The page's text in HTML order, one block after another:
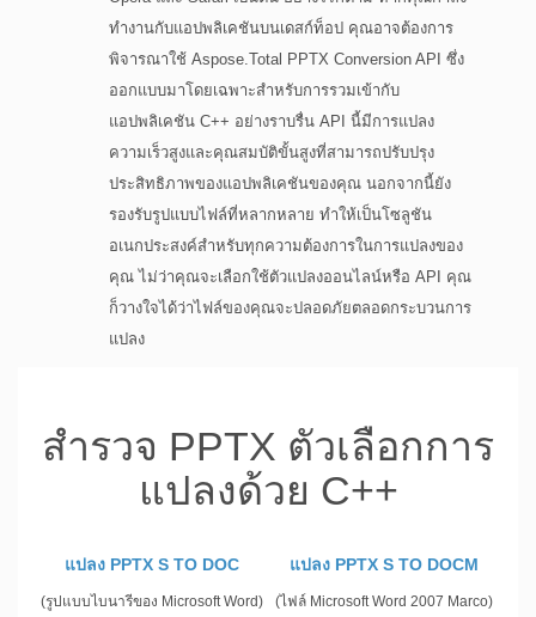
ทำงานกับแอปพลิเคชันบนเดสก์ท็อป คุณอาจต้องการ
พิจารณาใช้ Aspose.Total PPTX Conversion API ซึ่ง
ออกแบบมาโดยเฉพาะสำหรับการรวมเข้ากับ
แอปพลิเคชัน C++ อย่างราบรื่น API นี้มีการแปลง
ความเร็วสูงและคุณสมบัติขั้นสูงที่สามารถปรับปรุง
ประสิทธิภาพของแอปพลิเคชันของคุณ นอกจากนี้ยัง
รองรับรูปแบบไฟล์ที่หลากหลาย ทำให้เป็นโซลูชัน
อเนกประสงค์สำหรับทุกความต้องการในการแปลงของ
คุณ ไม่ว่าคุณจะเลือกใช้ตัวแปลงออนไลน์หรือ API คุณ
ก็วางใจได้ว่าไฟล์ของคุณจะปลอดภัยตลอดกระบวนการ
แปลง
สำรวจ PPTX ตัวเลือกการ
แปลงด้วย C++
แปลง PPTX S TO DOC
(รูปแบบไบนารีของ Microsoft Word)
แปลง PPTX S TO DOCM
(ไฟล์ Microsoft Word 2007 Marco)